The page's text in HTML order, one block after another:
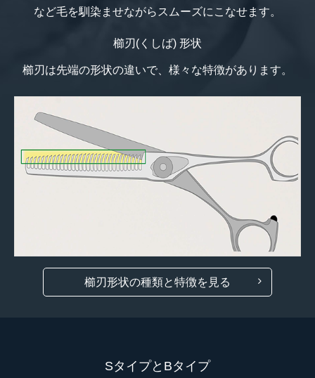
など毛を馴染ませながらスムーズにこなせます。
櫛刃(くしば) 形状
櫛刃は先端の形状の違いで、様々な特徴があります。
櫛刃形状の種類と特徴を見る
SタイプとBタイプ